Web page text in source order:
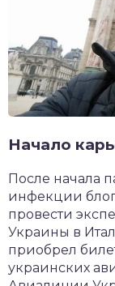
Начало
После начала
инфекции
провести
Украины в
приобрел
украинских